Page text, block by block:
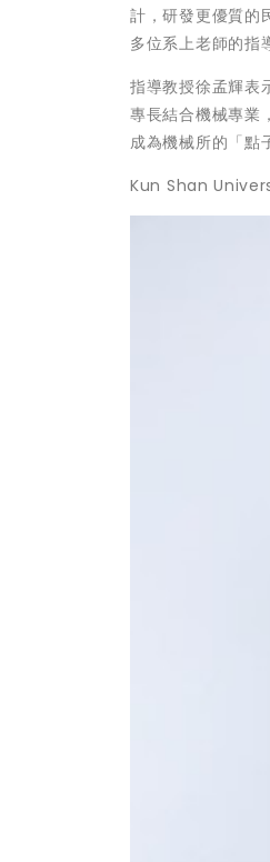
計，研發更優質的
多位系上老師的指
指導教授徐孟輝表
專長結合機械專業
成為機械所的「點
Kun Shan